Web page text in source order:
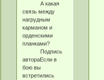
А какая
связь между
нагрудным
карманом и
орденскими
планками?
Подпись
автораЕсли в
бою вы
встретились